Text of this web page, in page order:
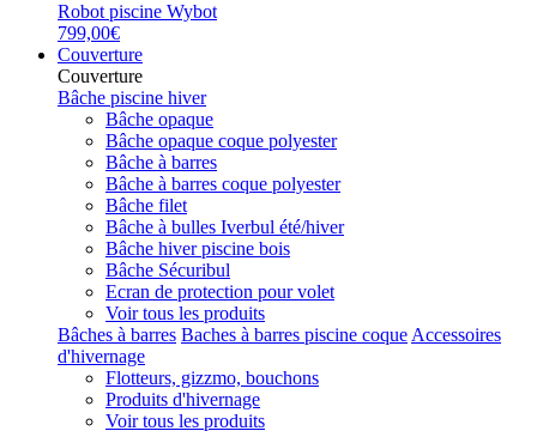
Robot piscine Wybot
799,00€
Couverture
Couverture
Bâche piscine hiver
Bâche opaque
Bâche opaque coque polyester
Bâche à barres
Bâche à barres coque polyester
Bâche filet
Bâche à bulles Iverbul été/hiver
Bâche hiver piscine bois
Bâche Sécuribul
Ecran de protection pour volet
Voir tous les produits
Bâches à barres Baches à barres piscine coque Accessoires
d'hivernage
Flotteurs, gizzmo, bouchons
Produits d'hivernage
Voir tous les produits